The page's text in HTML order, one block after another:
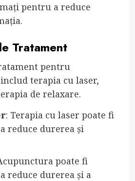
pentru a reduce
Tratament
pentru
terapia cu laser,
de relaxare.
: Terapia cu laser poate fi
reduce durerea și
poate fi
reduce durerea și a